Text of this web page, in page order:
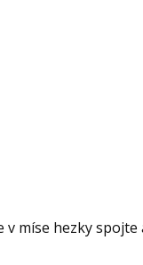
míse hezky spojte